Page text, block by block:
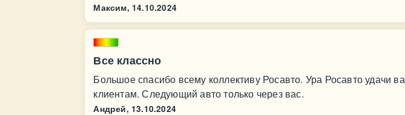
Максим, 14.10.2024
Все классно
Большое спасибо всему коллективу Росавто. Ура Росавто удачи
клиентам. Следующий авто только через вас.
Андрей, 13.10.2024